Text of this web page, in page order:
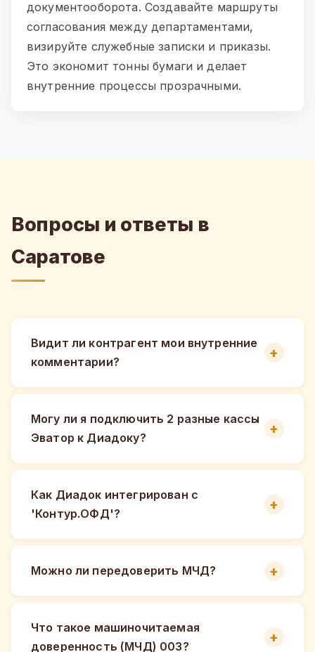
документооборота. Создавайте маршруты
согласования между департаментами,
визируйте служебные записки и приказы.
Это экономит тонны бумаги и делает
внутренние процессы прозрачными.
Вопросы и ответы в
Саратове
Видит ли контрагент мои внутренние
комментарии?
Могу ли я подключить 2 разные кассы
Эватор к Диадоку?
Как Диадок интегрирован с
'Контур.ОФД'?
Можно ли передоверить МЧД?
Что такое машиночитаемая
доверенность (МЧД) 003?